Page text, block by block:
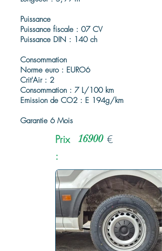
Puissance
Puissance fiscale : 07 CV
Puissance DIN : 140 ch
Consommation
Norme euro : EURO6
Crit'Air : 2
Consommation : 7 L/100 km
Emission de CO2 : E 194g/km
Garantie 6 Mois
Prix
:
16900 €